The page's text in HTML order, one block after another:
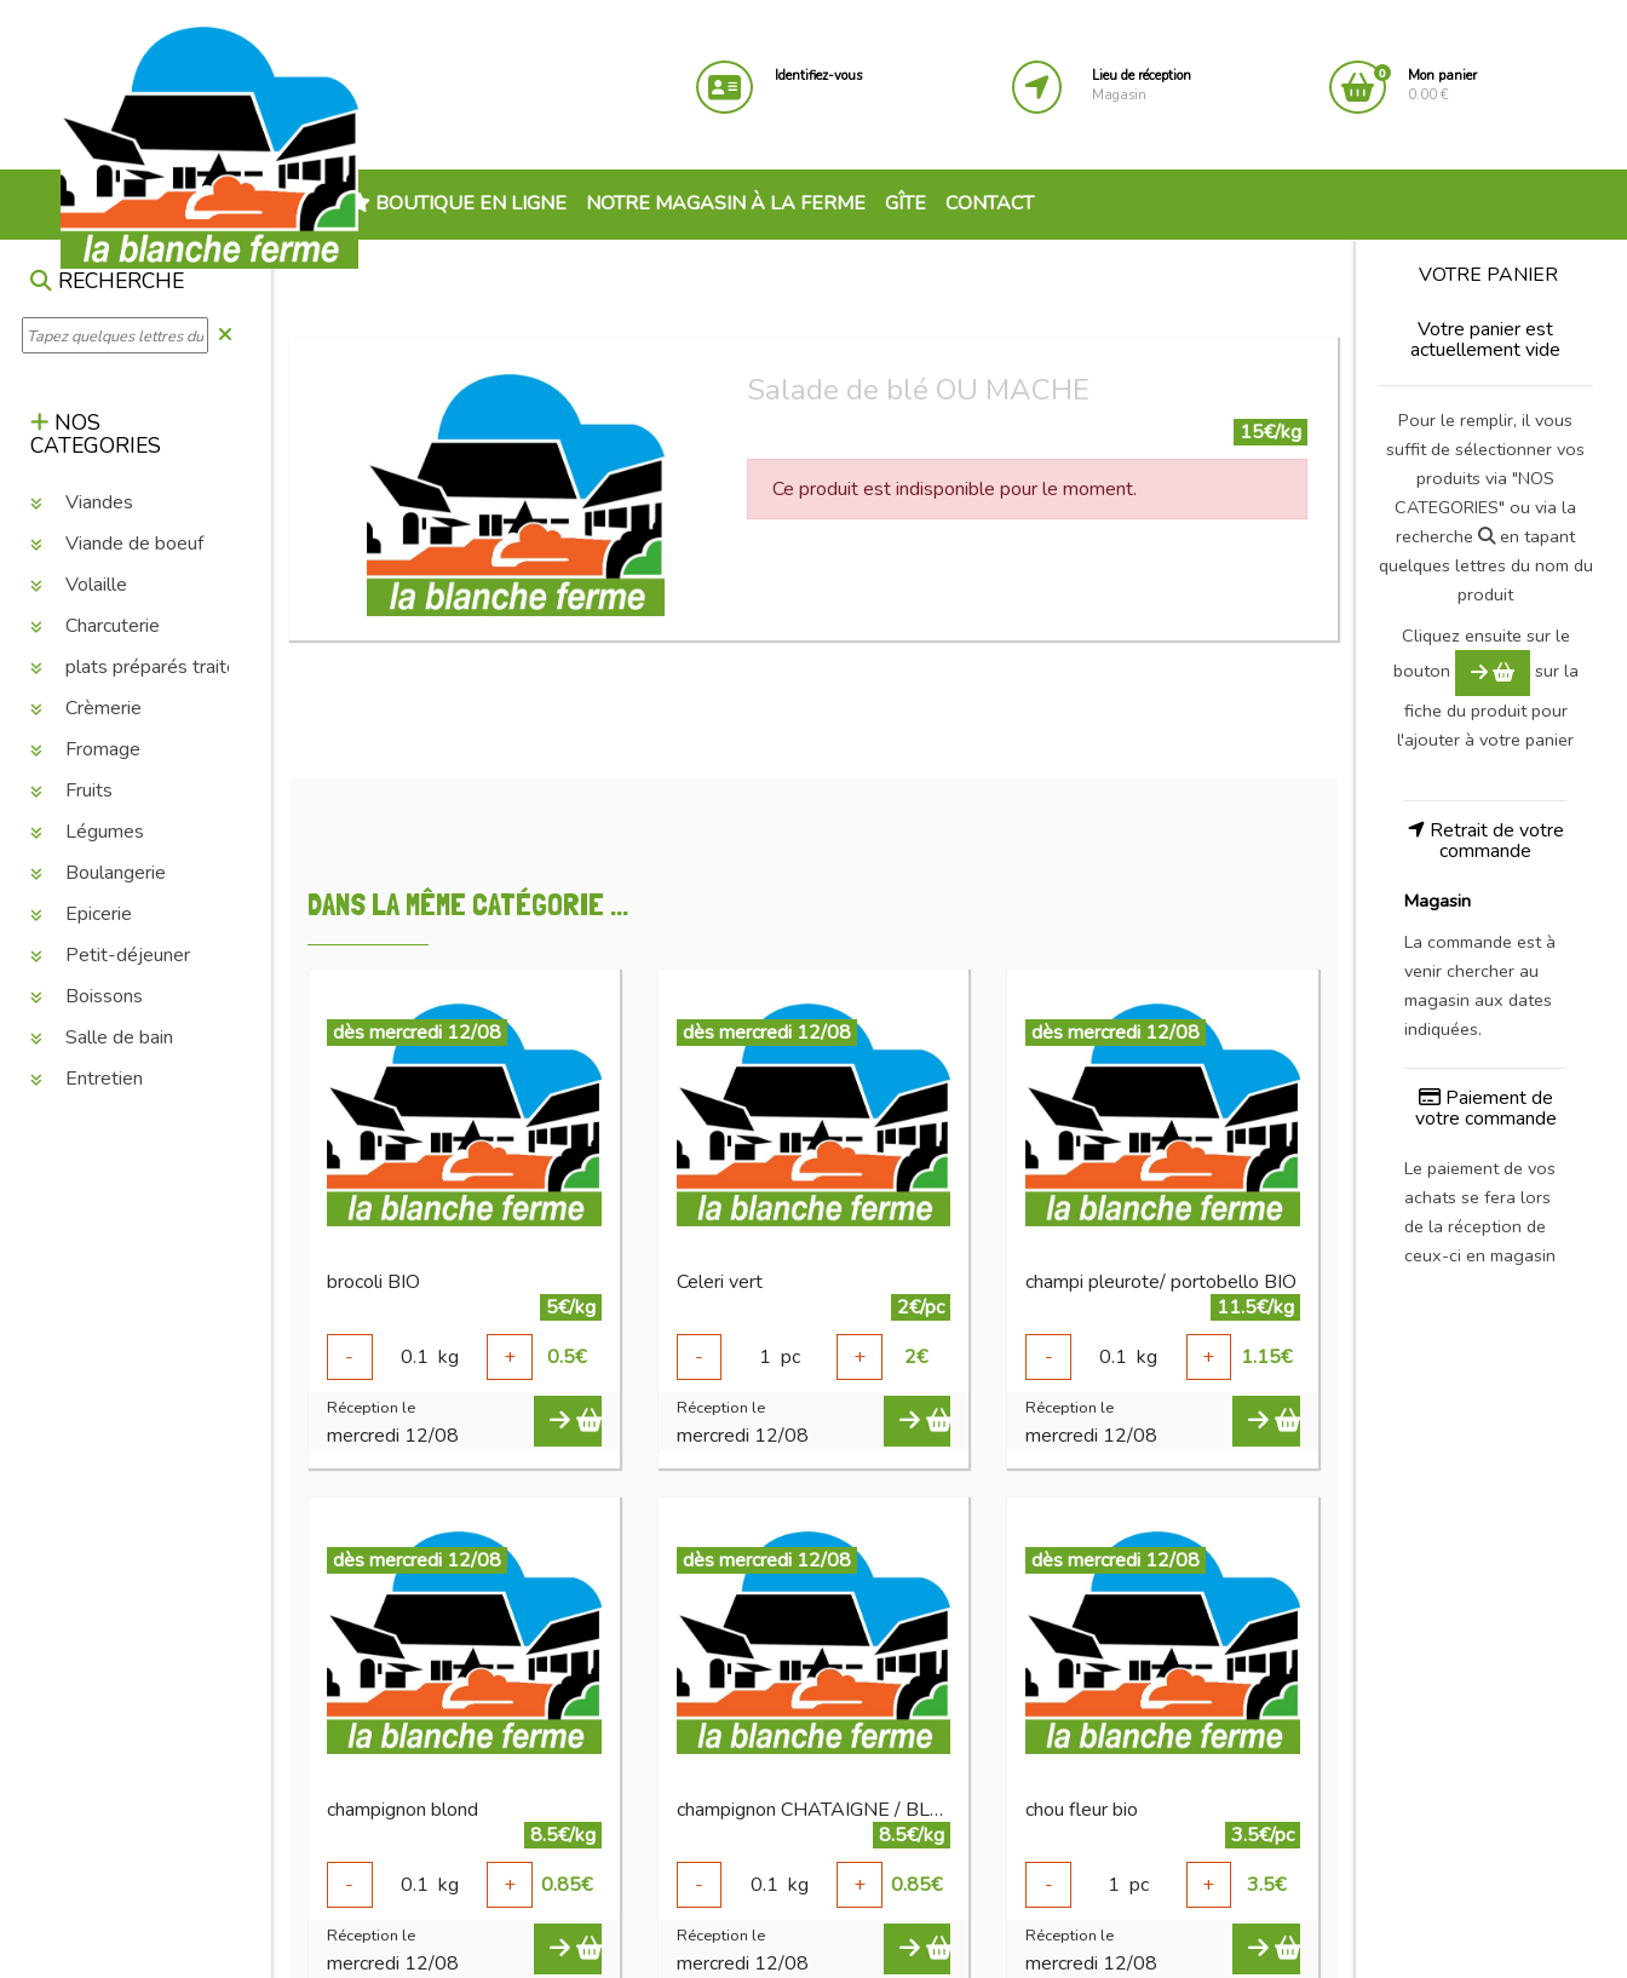
Identifiez-vous
Lieu de réception
Magasin
0
Mon panier
0.00 €
BOUTIQUE EN LIGNE NOTRE MAGASIN À LA FERME GÎTE CONTACT
RECHERCHE
NOS
CATEGORIES
Viandes
Viande de boeuf
Volaille
Charcuterie
plats préparés traiteur
Crèmerie
Fromage
Fruits
Légumes
Boulangerie
Epicerie
Petit-déjeuner
Boissons
Salle de bain
Entretien
Salade de blé OU MACHE
15€/kg
Ce produit est indisponible pour le moment.
DANS LA MÊME CATÉGORIE ...
dès mercredi 12/08
brocoli BIO
5€/kg
-
0.1 kg + 0.5€
Réception le
mercredi 12/08
dès mercredi 12/08
Celeri vert
2€/pc
-
1 pc + 2€
Réception le
mercredi 12/08
dès mercredi 12/08
champi pleurote/ portobello BIO
11.5€/kg
-
0.1 kg + 1.15€
Réception le
mercredi 12/08
dès mercredi 12/08
champignon blond
8.5€/kg
-
0.1 kg + 0.85€
Réception le
mercredi 12/08
dès mercredi 12/08
champignon CHATAIGNE / BLANC BIO
8.5€/kg
-
0.1 kg + 0.85€
Réception le
mercredi 12/08
dès mercredi 12/08
chou fleur bio
3.5€/pc
-
1 pc + 3.5€
Réception le
mercredi 12/08
VOTRE PANIER
Votre panier est
actuellement vide
Pour le remplir, il vous
suffit de sélectionner vos
produits via "NOS
CATEGORIES" ou via la
recherche
en tapant
quelques lettres du nom du
produit
Cliquez ensuite sur le
bouton
sur la
fiche du produit pour
l'ajouter à votre panier
Retrait de votre
commande
Magasin
La commande est à
venir chercher au
magasin aux dates
indiquées.
Paiement de
votre commande
Le paiement de vos
achats se fera lors
de la réception de
ceux-ci en magasin